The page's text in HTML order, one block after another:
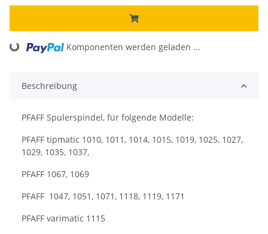
Loading... Komponenten werden geladen ...
Beschreibung
PFAFF Spulerspindel, für folgende Modelle:
PFAFF tipmatic 1010, 1011, 1014, 1015, 1019, 1025, 1027,
1029, 1035, 1037,
PFAFF 1067, 1069
PFAFF 1047, 1051, 1071, 1118, 1119, 1171
PFAFF varimatic 1115